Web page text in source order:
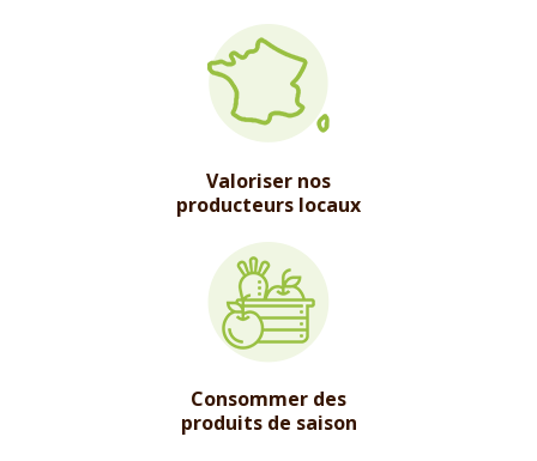
Valoriser nos
producteurs locaux
Consommer des
produits de saison